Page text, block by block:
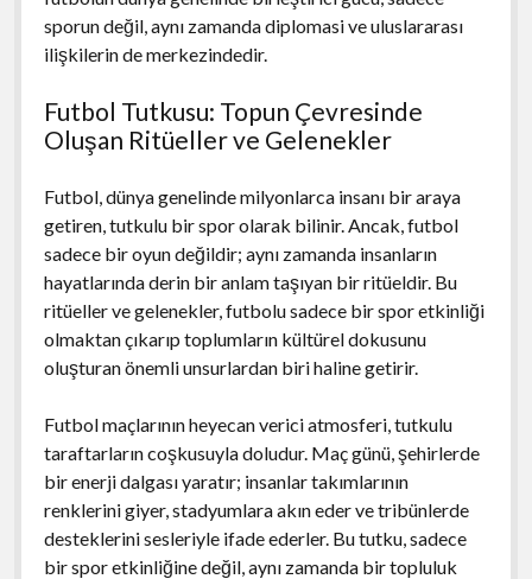
sporun değil, aynı zamanda diplomasi ve uluslararası
ilişkilerin de merkezindedir.
Futbol Tutkusu: Topun Çevresinde
Oluşan Ritüeller ve Gelenekler
Futbol, dünya genelinde milyonlarca insanı bir araya
getiren, tutkulu bir spor olarak bilinir. Ancak, futbol
sadece bir oyun değildir; aynı zamanda insanların
hayatlarında derin bir anlam taşıyan bir ritüeldir. Bu
ritüeller ve gelenekler, futbolu sadece bir spor etkinliği
olmaktan çıkarıp toplumların kültürel dokusunu
oluşturan önemli unsurlardan biri haline getirir.
Futbol maçlarının heyecan verici atmosferi, tutkulu
taraftarların coşkusuyla doludur. Maç günü, şehirlerde
bir enerji dalgası yaratır; insanlar takımlarının
renklerini giyer, stadyumlara akın eder ve tribünlerde
desteklerini sesleriyle ifade ederler. Bu tutku, sadece
bir spor etkinliğine değil, aynı zamanda bir topluluk